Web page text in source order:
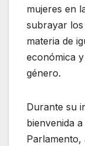
mujeres en
subrayar
materia de
económica
género.
Durante su
bienvenida
Parlamento,